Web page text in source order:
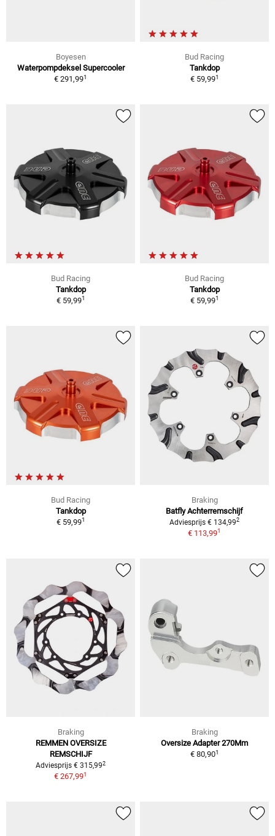
Boyesen
Waterpompdeksel Supercooler
€ 291,991
Bud Racing
Tankdop
€ 59,991
Bud Racing
Tankdop
€ 59,991
Bud Racing
Tankdop
€ 59,991
Bud Racing
Tankdop
€ 59,991
Braking
Batfly Achterremschijf
Adviesprijs € 134,992
€ 113,991
Braking
REMMEN OVERSIZE
REMSCHIJF
Adviesprijs € 315,992
€ 267,991
Braking
Oversize Adapter 270Mm
€ 80,901